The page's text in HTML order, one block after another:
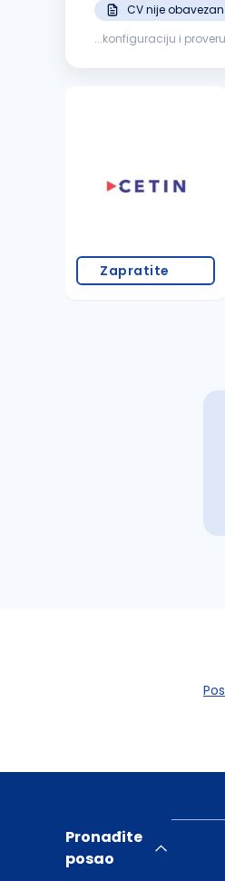
CV nije obavezan
...konfiguraciju i
Zapratite
Pronađite
posao